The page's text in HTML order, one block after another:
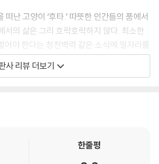
난 고양이 ‘후타.’ 따뜻한 인간들의 품에서
서의 삶은 그리 호락호락하지 않다. 최소한
어야 한다는 청천벽력 같은 소식에 일자리를
무를 완수하면 보고 싶은 사람을 만나게 해
의 문을 두드리게 된다.
는 뜻의 ‘퐁’과, 무지개(‘니지’) 점장의 조합
관을 지닌 카페처럼 보이지만, 이곳의 고양
사 리뷰 더보기
한줄평